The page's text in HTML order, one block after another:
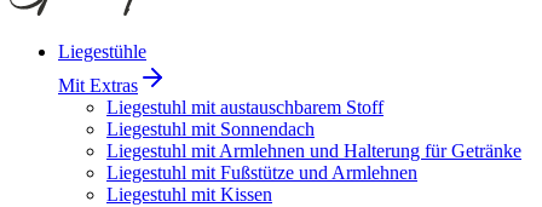
Liegestühle
Mit Extras
Liegestuhl mit austauschbarem Stoff
Liegestuhl mit Sonnendach
Liegestuhl mit Armlehnen und Halterung für Getränke
Liegestuhl mit Fußstütze und Armlehnen
Liegestuhl mit Kissen